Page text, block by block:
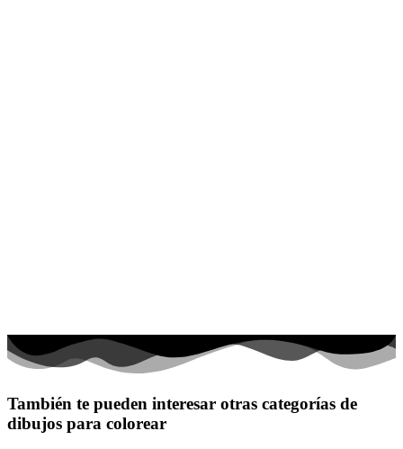
También te pueden interesar otras categorías de
dibujos para colorear